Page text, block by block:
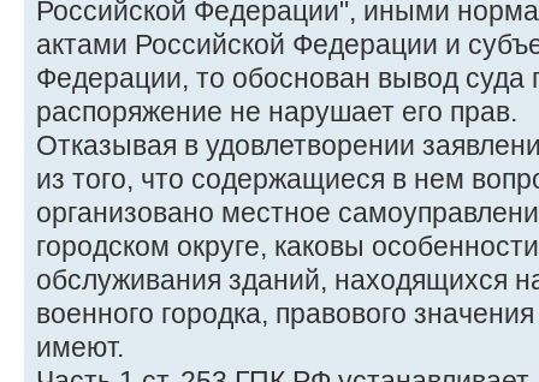
Российской Федерации", иными
актами Российской Федерации и
Федерации, то обоснован вывод суда
распоряжение не нарушает его прав.
Отказывая в удовлетворении
из того, что содержащиеся в нем
организовано местное
городском округе, каковы
обслуживания зданий, находящихся
военного городка, правового
имеют.